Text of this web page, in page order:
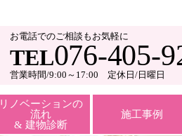
お電話でのご相談もお気軽に
TEL076-405-
営業時間/9:00～17:00 定休日/日曜日
リノベーションの
流れ
& 建物診断
施工事例